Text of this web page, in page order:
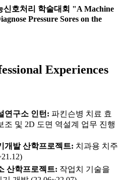
신호처리 학술대회 "A Machine
Pressure Sores on the
Experiences
연구소 인턴: 파킨슨병 치료 효
조 및 2D 도면 역설계 업무 진행
개발 산학프로젝트: 치과용 치주
산학프로젝트: 작업치 기술을